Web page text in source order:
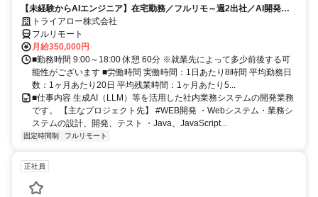
【未経験からAIエンジニア】在宅勤務／フルリモ～週2出社／AI開発を
仕事にする
トライアロー株式会社
フルリモート
月給350,000円
■勤務時間 9:00～18:00 休憩 60分 ※就業先によって多少前後する可
能性がございます ■労働時間 実働時間：1日あたり8時間 平均勤務日
数：1ヶ月あたり20日 平均残業時間：1ヶ月あたり5...
■仕事内容 生成AI（LLM）等を活用した社内業務システムの開発業務
です。 【主なプロジェクト先】 #WEB開発 ・Webシステム・業務シ
ステムの設計、開発、テスト ・Java、JavaScript...
固定時間制 フルリモート
正社員